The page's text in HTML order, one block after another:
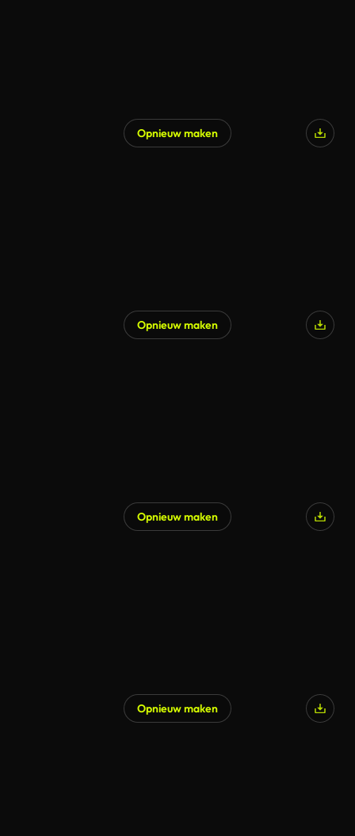
Opnieuw maken
Opnieuw maken
Opnieuw maken
Opnieuw maken